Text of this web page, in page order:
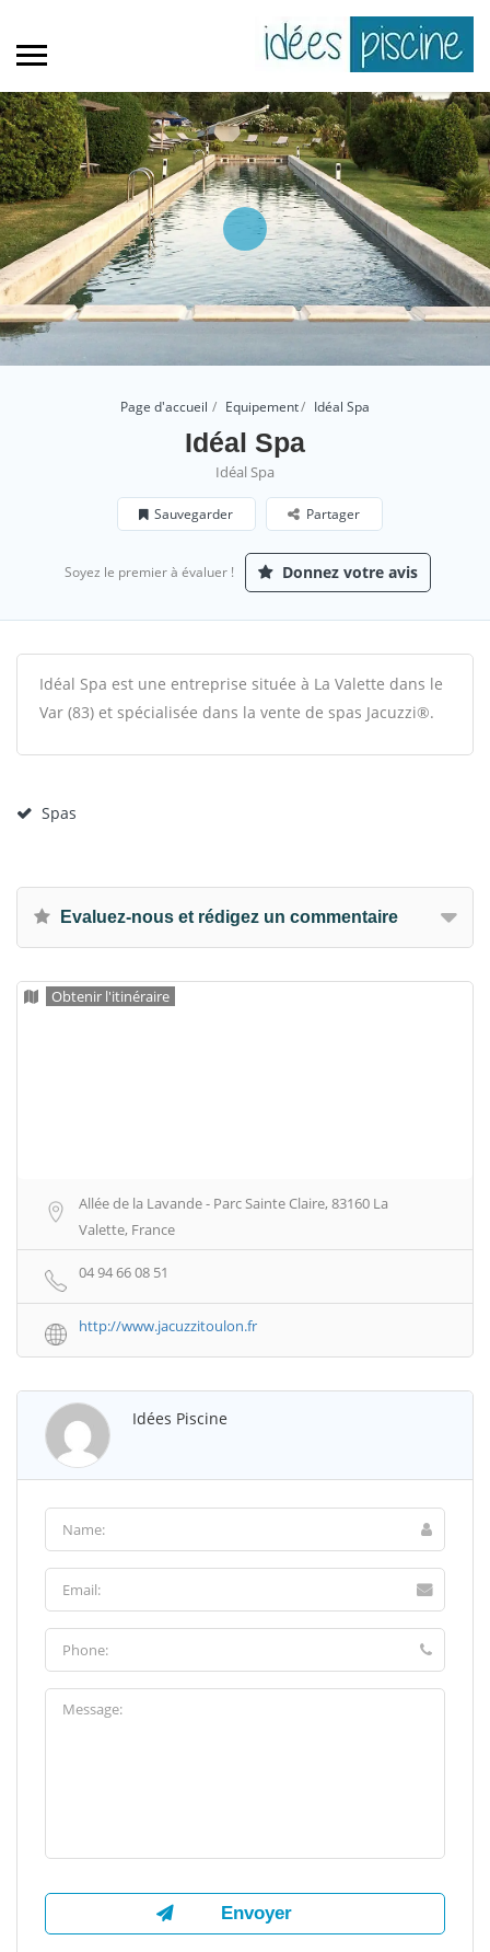
Page d'accueil Equipement Idéal Spa
Idéal Spa
Idéal Spa
Sauvegarder Partager
Soyez le premier à évaluer ! Donnez votre avis
Idéal Spa est une entreprise située à La Valette dans le
Var (83) et spécialisée dans la vente de spas Jacuzzi®.
Spas
Evaluez-nous et rédigez un commentaire
Obtenir l'itinéraire
Allée de la Lavande - Parc Sainte Claire, 83160 La
Valette, France
04 94 66 08 51
http://www.jacuzzitoulon.fr
Idées Piscine